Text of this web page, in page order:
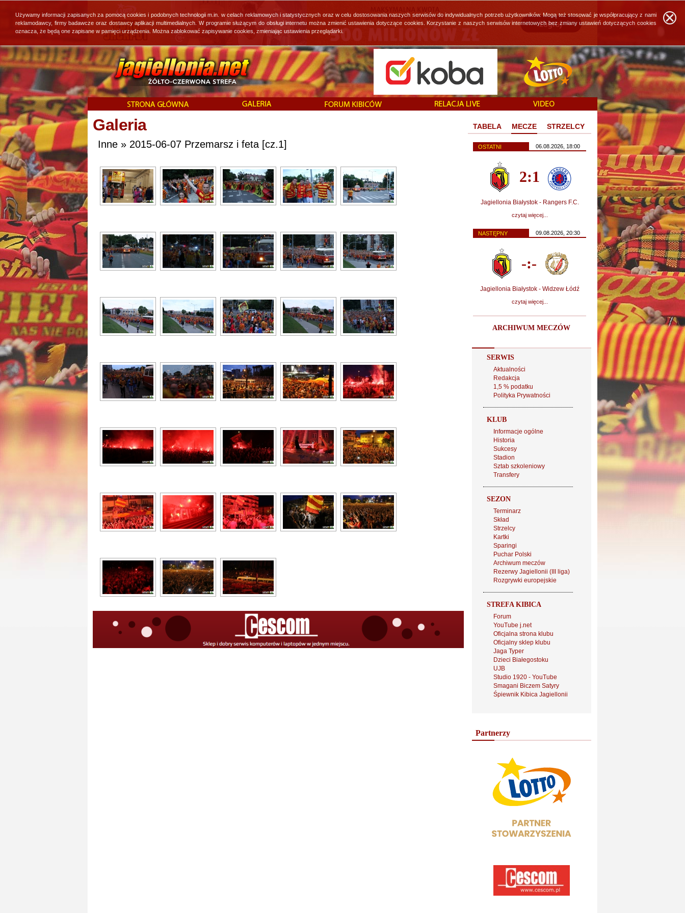
Galeria
Inne » 2015-06-07 Przemarsz i feta [cz.1]
TABELA MECZE STRZELCY
OSTATNI 06.08.2026, 18:00
2:1
Jagiellonia Białystok - Rangers F.C.
czytaj więcej...
NASTĘPNY 09.08.2026, 20:30
-:-
Jagiellonia Białystok - Widzew Łódź
czytaj więcej...
ARCHIWUM MECZÓW
SERWIS
Aktualności
Redakcja
1,5 % podatku
Polityka Prywatności
KLUB
Informacje ogólne
Historia
Sukcesy
Stadion
Sztab szkoleniowy
Transfery
SEZON
Terminarz
Skład
Strzelcy
Kartki
Sparingi
Puchar Polski
Archiwum meczów
Rezerwy Jagiellonii (III liga)
Rozgrywki europejskie
STREFA KIBICA
Forum
YouTube j.net
Oficjalna strona klubu
Oficjalny sklep klubu
Jaga Typer
Dzieci Białegostoku
UJB
Studio 1920 - YouTube
Smagani Biczem Satyry
Śpiewnik Kibica Jagiellonii
Partnerzy
Używamy informacji zapisanych za pomocą cookies i podobnych technologii m.in. w celach reklamowych i statystycznych oraz w celu dostosowania naszych serwisów do indywidualnych potrzeb użytkowników. Mogą też stosować je współpracujący z nami
reklamodawcy, firmy badawcze oraz dostawcy aplikacji multimedialnych. W programie służącym do obsługi internetu można zmienić ustawienia dotyczące cookies. Korzystanie z naszych serwisów internetowych bez zmiany ustawień dotyczących cookies
oznacza, że będą one zapisane w pamięci urządzenia. Można zablokować zapisywanie cookies, zmieniając ustawienia przeglądarki.